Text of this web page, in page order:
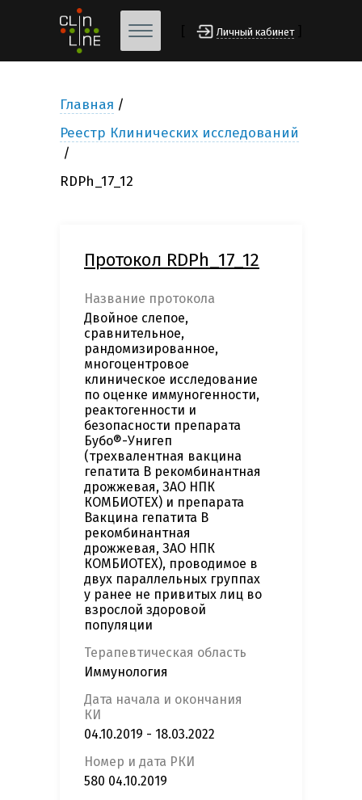
Личный кабинет
Главная
Реестр Клинических исследований
RDPh_17_12
Протокол RDPh_17_12
Название протокола
Двойное слепое,
сравнительное,
рандомизированное,
многоцентровое
клиническое исследование
по оценке иммуногенности,
реактогенности и
безопасности препарата
Бубо®-Унигеп
(трехвалентная вакцина
гепатита В рекомбинантная
дрожжевая, ЗАО НПК
КОМБИОТЕХ) и препарата
Вакцина гепатита B
рекомбинантная
дрожжевая, ЗАО НПК
КОМБИОТЕХ), проводимое в
двух параллельных группах
у ранее не привитых лиц во
взрослой здоровой
популяции
Терапевтическая область
Иммунология
Дата начала и окончания
КИ
04.10.2019 - 18.03.2022
Номер и дата РКИ
580 04.10.2019